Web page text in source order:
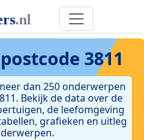
3811
dan 250 onderwerpen
Bekijk de data over de
de leefomgeving
grafieken en uitleg